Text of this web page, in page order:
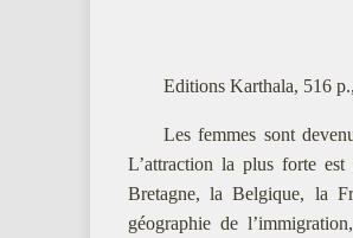
Editions Karthala, 516
Les femmes sont
L’attraction la plus forte
Bretagne, la Belgique, la
géographie de